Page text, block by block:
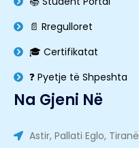
📄 Rregulloret
🎓 Certifikatat
❓ Pyetje të Shpeshta
Na Gjeni Në
Astir, Pallati Eglo, Tiranë